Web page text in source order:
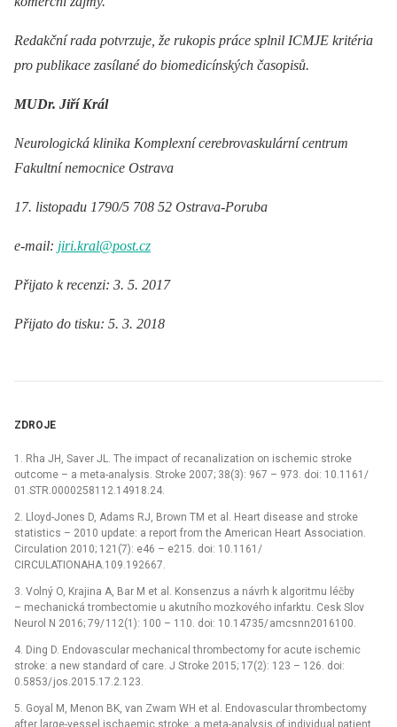
Redakční rada potvrzuje, že rukopis práce splnil ICMJE kritéria
pro publikace zasílané do biomedicínských časopisů.
MUDr. Jiří Král
Neurologická klinika Komplexní cerebrovaskulární centrum
Fakultní nemocnice Ostrava
17. listopadu 1790/5 708 52 Ostrava-Poruba
e-mail: jiri.kral@post.cz
Přijato k recenzi: 3. 5. 2017
Přijato do tisku: 5. 3. 2018
ZDROJE
1. Rha JH, Saver JL. The impact of recanalization on ischemic stroke
outcome –⁠ a meta-analysis. Stroke 2007; 38(3): 967 –⁠ 973. doi: 10.1161/
01.STR.0000258112.14918.24.
2. Lloyd-Jones D, Adams RJ, Brown TM et al. Heart dis­ease and stroke
statistics –⁠ 2010 update: a report from the American Heart As­sociation.
Circulation 2010; 121(7): e46 –⁠ e215. doi: 10.1161/
CIRCULATIONAHA.109.192667.
3. Volný O, Krajina A, Bar M et al. Konsenzus a návrh k algoritmu léčby
–⁠ mechanická trombectomie u akutního mozkového infarktu. Cesk Slov
Neurol N 2016; 79/ 112(1): 100 –⁠ 110. doi: 10.14735/ amcsn­n2016100.
4. D­­ing D. Endovascular mechanical thrombectomy for acute ischemic
stroke: a new standard of care. J Stroke 2015; 17(2): 123 –⁠ 126. doi:
0.5853/ jos.2015.17.2.123.
5. Goyal M, Menon BK, van Zwam WH et al. Endovascular thrombectomy